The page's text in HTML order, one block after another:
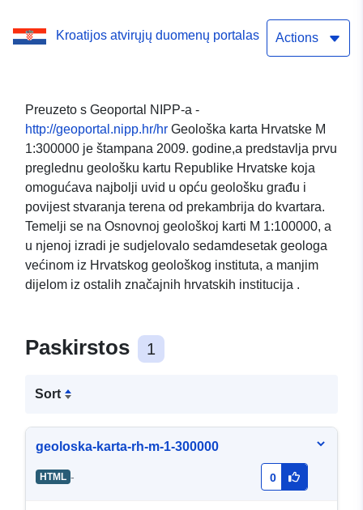
Kroatijos atvirųjų duomenų portalas Actions
Preuzeto s Geoportal NIPP-a -
http://geoportal.nipp.hr/hr Geološka karta Hrvatske M
1:300000 je štampana 2009. godine,a predstavlja prvu
preglednu geološku kartu Republike Hrvatske koja
omogućava najbolji uvid u opću geološku građu i
povijest stvaranja terena od prekambrija do kvartara.
Temelji se na Osnovnoj geološkoj karti M 1:100000, a
u njenoj izradi je sudjelovalo sedamdesetak geologa
većinom iz Hrvatskog geološkog instituta, a manjim
dijelom iz ostalih značajnih hrvatskih institucija .
Paskirstos 1
Sort
geoloska-karta-rh-m-1-300000
HTML - 0